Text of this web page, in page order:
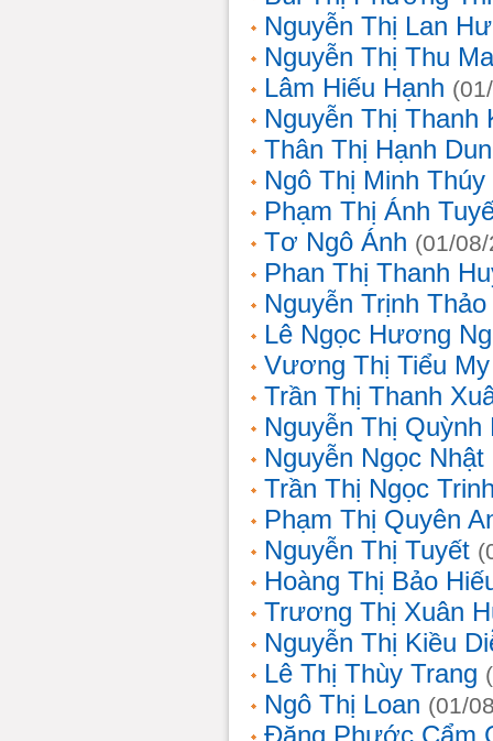
Nguyễn Thị Lan
Nguyễn Thị Thu
Lâm Hiếu Hạnh
Nguyễn Thị Thanh
Thân Thị Hạnh
Ngô Thị Minh Thúy
Phạm Thị Ánh
Tơ Ngô Ánh (01/
Phan Thị Thanh
Nguyễn Trịnh
Lê Ngọc Hương
Vương Thị Tiểu My
Trần Thị Thanh
Nguyễn Thị Quỳnh
Nguyễn Ngọc Nhật
Trần Thị Ngọc
Phạm Thị Quyên
Nguyễn Thị Tuyết
Hoàng Thị Bảo
Trương Thị Xuân
Nguyễn Thị Kiều
Lê Thị Thùy Trang
Ngô Thị Loan (01/
Đặng Phước Cẩm